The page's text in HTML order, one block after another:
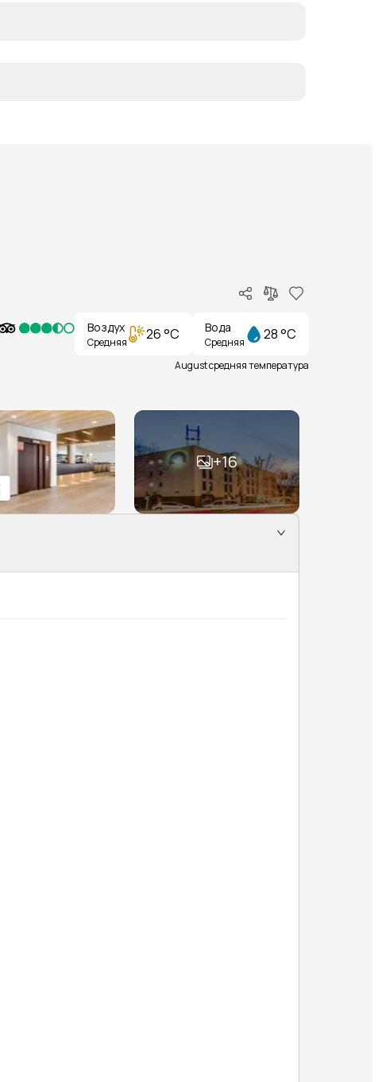
Воздух
Средняя 26 °C Вода
Средняя 28 °C
August средняя температура
+16